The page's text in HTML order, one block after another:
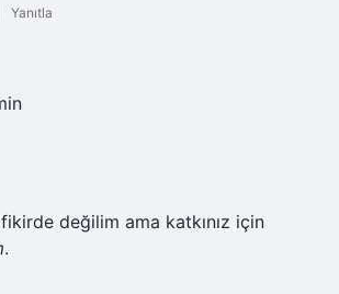
Yanıtla
fikirde değilim ama katkınız için
.